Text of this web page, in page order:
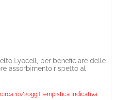
Lyocell, per beneficiare delle
assorbimento rispetto al
10/20gg (Tempistica indicativa